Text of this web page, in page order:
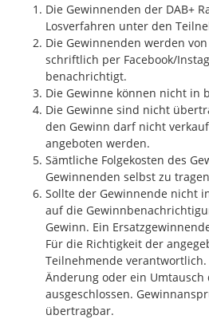
Die Gewinnenden der DAB+
Losverfahren unter den
Die Gewinnenden werden
schriftlich per Facebook/
benachrichtigt.
Die Gewinne können nicht in
Die Gewinne sind nicht
den Gewinn darf nicht
angeboten werden.
Sämtliche Folgekosten des
Gewinnenden selbst zu
Sollte der Gewinnende nicht
auf die
Gewinn. Ein
Für die Richtigkeit der
Teilnehmende verantwortlich.
Änderung oder ein
ausgeschlossen.
übertragbar.